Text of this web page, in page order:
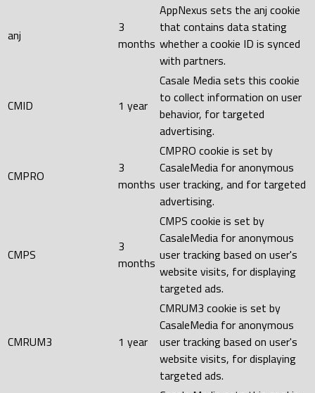
anj
3
months
AppNexus sets the anj cookie
that contains data stating
whether a cookie ID is synced
with partners.
CMID 1 year
Casale Media sets this cookie
to collect information on user
behavior, for targeted
advertising.
CMPRO
3
months
CMPRO cookie is set by
CasaleMedia for anonymous
user tracking, and for targeted
advertising.
CMPS
3
months
CMPS cookie is set by
CasaleMedia for anonymous
user tracking based on user's
website visits, for displaying
targeted ads.
CMRUM3 1 year
CMRUM3 cookie is set by
CasaleMedia for anonymous
user tracking based on user's
website visits, for displaying
targeted ads.